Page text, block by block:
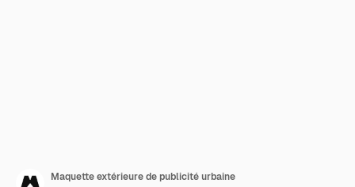
Maquette extérieure de publicité urbaine